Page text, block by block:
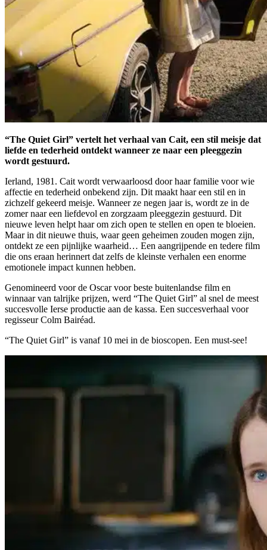
“The Quiet Girl” vertelt het verhaal van Cait, een stil meisje dat
liefde en tederheid ontdekt wanneer ze naar een pleeggezin
wordt gestuurd.
Ierland, 1981. Cait wordt verwaarloosd door haar familie voor wie
affectie en tederheid onbekend zijn. Dit maakt haar een stil en in
zichzelf gekeerd meisje. Wanneer ze negen jaar is, wordt ze in de
zomer naar een liefdevol en zorgzaam pleeggezin gestuurd. Dit
nieuwe leven helpt haar om zich open te stellen en open te bloeien.
Maar in dit nieuwe thuis, waar geen geheimen zouden mogen zijn,
ontdekt ze een pijnlijke waarheid… Een aangrijpende en tedere film
die ons eraan herinnert dat zelfs de kleinste verhalen een enorme
emotionele impact kunnen hebben.
Genomineerd voor de Oscar voor beste buitenlandse film en
winnaar van talrijke prijzen, werd “The Quiet Girl” al snel de meest
succesvolle Ierse productie aan de kassa. Een succesverhaal voor
regisseur Colm Bairéad.
“The Quiet Girl” is vanaf 10 mei in de bioscopen. Een must-see!